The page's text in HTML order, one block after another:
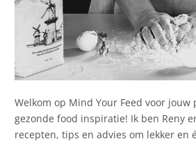
Welkom op Mind Your Feed voor jouw
gezonde food inspiratie! Ik ben Reny
recepten, tips en advies om lekker en